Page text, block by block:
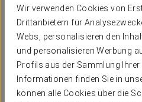
Wir verwenden Cookies von
Drittanbietern für
Webs, personalisieren den
und personalisieren Werbung
Profils aus der Sammlung
Informationen finden Sie in
können alle Cookies über die